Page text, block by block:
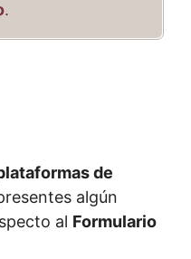
.
de
algún
al Formulario